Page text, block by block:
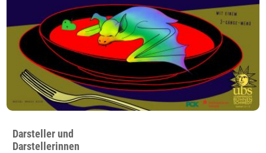
Darsteller und
Darstellerinnen